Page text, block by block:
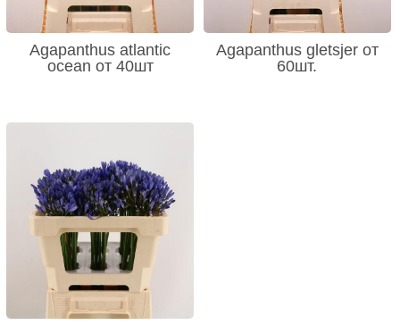
Agapanthus atlantic
ocean от 40шт
Agapanthus gletsjer от
60шт.